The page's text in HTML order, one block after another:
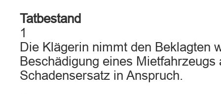
Tatbestand
1
Die Klägerin nimmt den Beklagten
Beschädigung eines Mietfahrzeugs
Schadensersatz in Anspruch.